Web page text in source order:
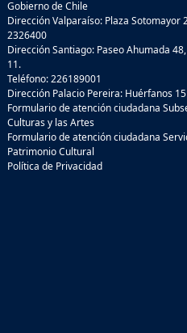
Gobierno de Chile
Dirección Valparaíso: Plaza Sotomayor
2326400
Dirección Santiago: Paseo Ahumada
11.
Teléfono: 226189001
Dirección Palacio Pereira: Huérfanos
Formulario de atención ciudadana
Culturas y las Artes
Formulario de atención ciudadana
Patrimonio Cultural
Política de Privacidad